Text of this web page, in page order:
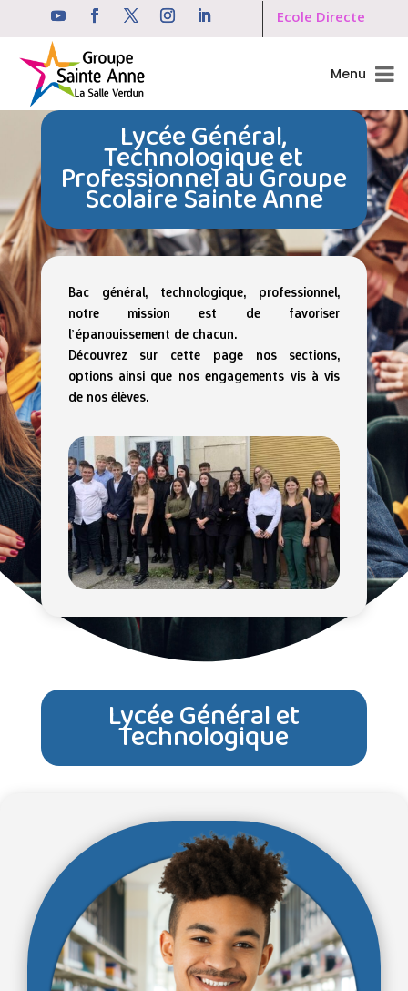
Ecole Directe
Menu
Lycée Général,
Technologique et
Professionnel au Groupe
Scolaire Sainte Anne
Bac général, technologique, professionnel,
notre mission est de favoriser
l’épanouissement de chacun.
Découvrez sur cette page nos sections,
options ainsi que nos engagements vis à vis
de nos élèves.
Lycée Général et
Technologique